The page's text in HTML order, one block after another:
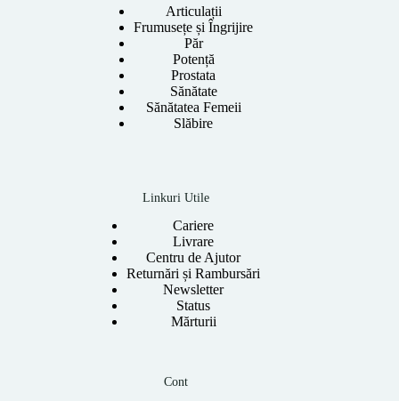
Articulații
Frumusețe și Îngrijire
Păr
Potență
Prostata
Sănătate
Sănătatea Femeii
Slăbire
Linkuri Utile
Cariere
Livrare
Centru de Ajutor
Returnări și Rambursări
Newsletter
Status
Mărturii
Cont